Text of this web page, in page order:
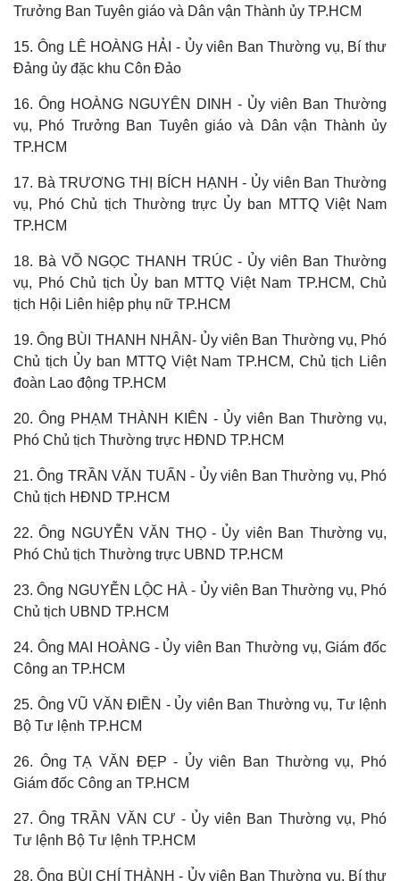
Thế giới
Quan sát
Cuộc sống đó đây
Hồ sơ
E-Magazine
Infographic
Trưởng Ban Tuyên giáo và Dân vận Thành ủy TP.HCM
15. Ông LÊ HOÀNG HẢI - Ủy viên Ban Thường vụ, Bí thư
Đảng ủy đặc khu Côn Đảo
16. Ông HOÀNG NGUYÊN DINH - Ủy viên Ban Thường
vụ, Phó Trưởng Ban Tuyên giáo và Dân vận Thành ủy
TP.HCM
17. Bà TRƯƠNG THỊ BÍCH HẠNH - Ủy viên Ban Thường
vụ, Phó Chủ tịch Thường trực Ủy ban MTTQ Việt Nam
TP.HCM
18. Bà VÕ NGỌC THANH TRÚC - Ủy viên Ban Thường
vụ, Phó Chủ tịch Ủy ban MTTQ Việt Nam TP.HCM, Chủ
tịch Hội Liên hiệp phụ nữ TP.HCM
19. Ông BÙI THANH NHÂN- Ủy viên Ban Thường vụ, Phó
Chủ tịch Ủy ban MTTQ Việt Nam TP.HCM, Chủ tịch Liên
đoàn Lao động TP.HCM
20. Ông PHẠM THÀNH KIÊN - Ủy viên Ban Thường vụ,
Phó Chủ tịch Thường trực HĐND TP.HCM
21. Ông TRẦN VĂN TUẤN - Ủy viên Ban Thường vụ, Phó
Chủ tịch HĐND TP.HCM
22. Ông NGUYỄN VĂN THỌ - Ủy viên Ban Thường vụ,
Phó Chủ tịch Thường trực UBND TP.HCM
23. Ông NGUYỄN LỘC HÀ - Ủy viên Ban Thường vụ, Phó
Chủ tịch UBND TP.HCM
24. Ông MAI HOÀNG - Ủy viên Ban Thường vụ, Giám đốc
Công an TP.HCM
25. Ông VŨ VĂN ĐIỀN - Ủy viên Ban Thường vụ, Tư lệnh
Bộ Tư lệnh TP.HCM
26. Ông TẠ VĂN ĐẸP - Ủy viên Ban Thường vụ, Phó
Giám đốc Công an TP.HCM
27. Ông TRẦN VĂN CƯ - Ủy viên Ban Thường vụ, Phó
Tư lệnh Bộ Tư lệnh TP.HCM
28. Ông BÙI CHÍ THÀNH - Ủy viên Ban Thường vụ, Bí thư